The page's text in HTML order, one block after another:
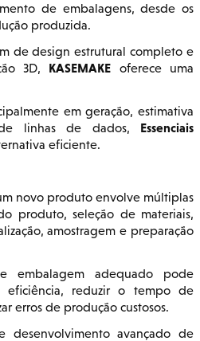
de embalagens, desde os
produzida.
de design estrutural completo e
3D, KASEMAKE oferece uma
em geração, estimativa
linhas de dados, Essenciais
eficiente.
novo produto envolve múltiplas
produto, seleção de materiais,
amostragem e preparação
embalagem adequado pode
eficiência, reduzir o tempo de
erros de produção custosos.
desenvolvimento avançado de